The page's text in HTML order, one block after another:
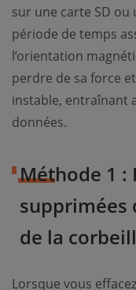
sur une carte SD
période de temps
l’orientation
perdre de sa force
instable, entraînant
données.
Méthode 1 :
supprimées
de la
Lorsque vous